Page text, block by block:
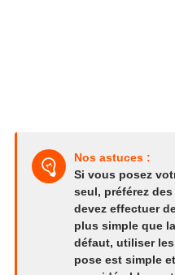
Nos astuces :
Si vous posez
seul, préférez
devez effectuer
plus simple que
défaut, utiliser
pose est simple